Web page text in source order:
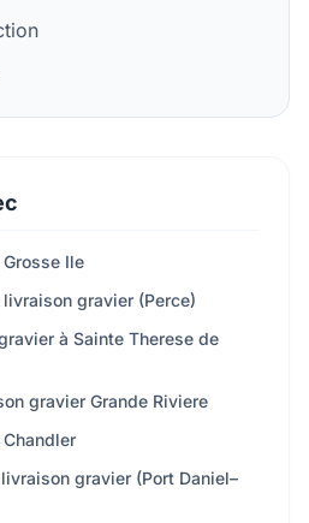
Ile
gravier (Perce)
à Sainte Therese de
gravier Grande Riviere
gravier (Port Daniel–